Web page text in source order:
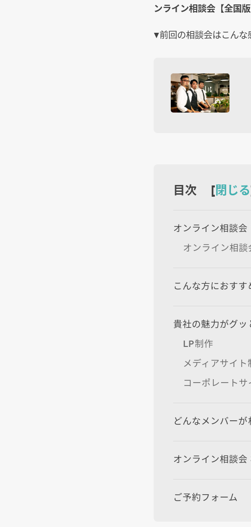
ンライン相談会【全国版
▼前回の相談会はこんな
目次 [閉じる
オンライン相談会
オンライン相
こんな方におすす
貴社の魅力がグ
LP制作
メディアサイト
コーポレート
どんなメンバー
オンライン相談会
ご予約フォーム